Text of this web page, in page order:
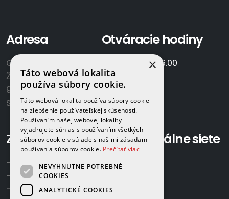
Adresa
GAMAPLYN s.r.o.
Železničná 570/8
922 02 Krakovany
Slovensko
Otváracie hodiny
7.00 - 16.00
So:
Zavolajte nám:
+421 918 524 702
+421 907 958 768
+421 948 615 083
Sociálne siete
×
Táto webová lokalita
používa súbory cookie.
Táto webová lokalita používa súbory cookie
na zlepšenie používateľskej skúsenosti.
Používaním našej webovej lokality
vyjadrujete súhlas s používaním všetkých
súborov cookie v súlade s našimi zásadami
používania súborov cookie. Prečítať viac
NEVYHNUTNE POTREBNÉ
COOKIES
ANALYTICKÉ COOKIES